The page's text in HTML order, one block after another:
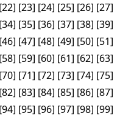
[22] [23] [24] [25] [26] [27]
[34] [35] [36] [37] [38] [39]
[46] [47] [48] [49] [50] [51]
[58] [59] [60] [61] [62] [63]
[70] [71] [72] [73] [74] [75]
[82] [83] [84] [85] [86] [87]
[94] [95] [96] [97] [98] [99]